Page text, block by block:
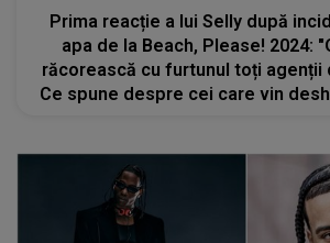
Prima reacție a lui Selly după
apa de la Beach, Please! 2024:
răcorească cu furtunul toți agenții
Ce spune despre cei care vin